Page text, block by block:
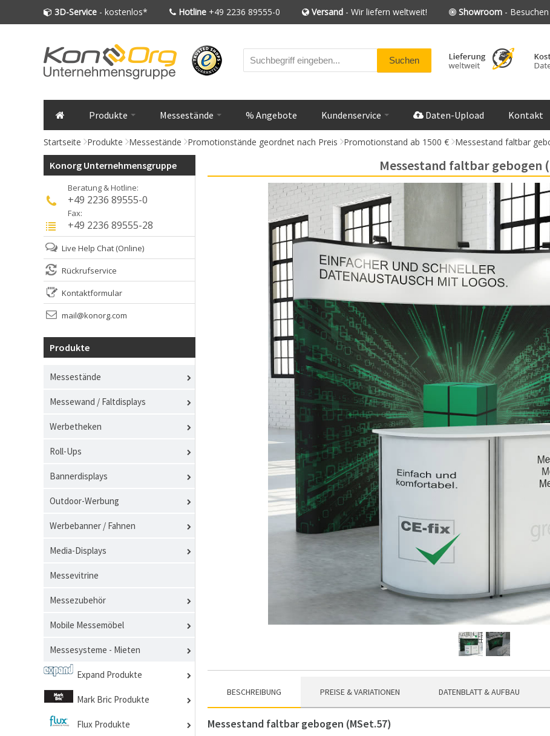
3D-Service - kostenlos* Hotline +49 2236 89555-0 Versand - Wir liefern weltweit! Showroom -
Produkte Messestände % Angebote Kundenservice Daten-Upload Kontakt
Startseite Produkte Messestände Promotionstände geordnet nach Preis Promotionstand ab 1500 € Messestand faltbar
Konorg Unternehmensgruppe
Beratung & Hotline:
+49 2236 89555-0
Fax:
+49 2236 89555-28
Live Help Chat (Online)
Rückrufservice
Kontaktformular
mail@konorg.com
Produkte
Messestände
Messewand / Faltdisplays
Werbetheken
Roll-Ups
Bannerdisplays
Outdoor-Werbung
Werbebanner / Fahnen
Media-Displays
Messevitrine
Messezubehör
Mobile Messemöbel
Messesysteme - Mieten
Expand Produkte
Mark Bric Produkte
Flux Produkte
Messestand faltbar gebogen
BESCHREIBUNG PREISE & VARIATIONEN DATENBLATT & AUFBAU
Messestand faltbar gebogen (MSet.57)